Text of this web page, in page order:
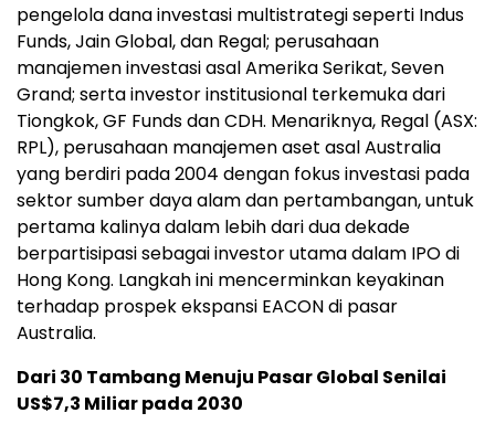
pengelola dana investasi multistrategi seperti Indus
Funds, Jain Global, dan Regal; perusahaan
manajemen investasi asal Amerika Serikat, Seven
Grand; serta investor institusional terkemuka dari
Tiongkok, GF Funds dan CDH. Menariknya, Regal (ASX:
RPL), perusahaan manajemen aset asal Australia
yang berdiri pada 2004 dengan fokus investasi pada
sektor sumber daya alam dan pertambangan, untuk
pertama kalinya dalam lebih dari dua dekade
berpartisipasi sebagai investor utama dalam IPO di
Hong Kong. Langkah ini mencerminkan keyakinan
terhadap prospek ekspansi EACON di pasar
Australia.
Dari 30 Tambang Menuju Pasar Global Senilai
US$7,3 Miliar pada 2030